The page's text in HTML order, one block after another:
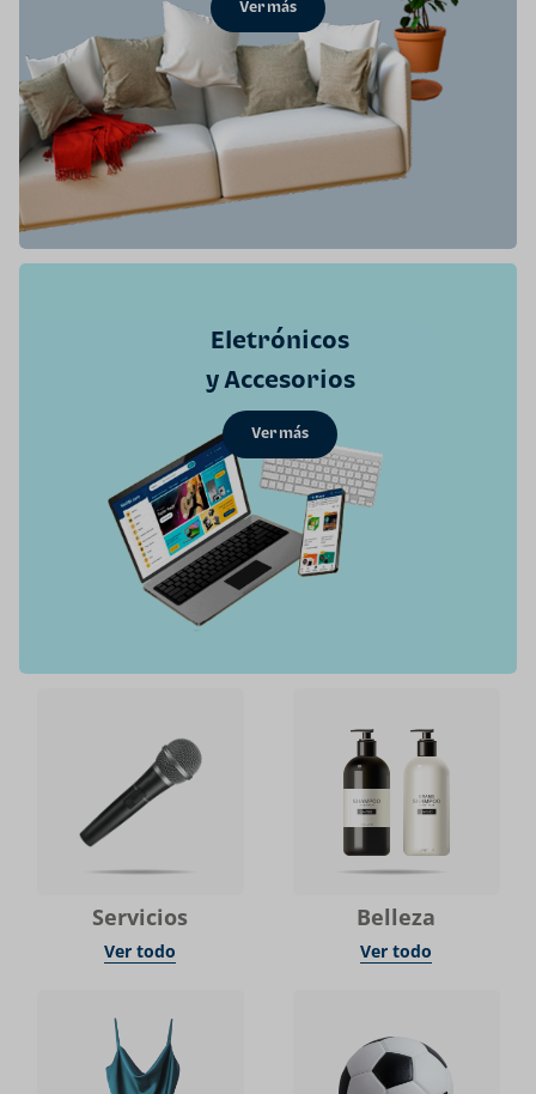
Ver más
Eletrónicos
y Accesorios
Ver más
Servicios
Ver todo
Belleza
Ver todo